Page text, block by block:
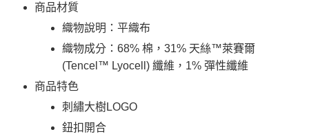
商品材質
織物說明：平織布
織物成分：68% 棉，31% 天絲™萊賽爾
(Tencel™ Lyocell) 纖維，1% 彈性纖維
商品特色
刺繡大樹LOGO
鈕扣開合